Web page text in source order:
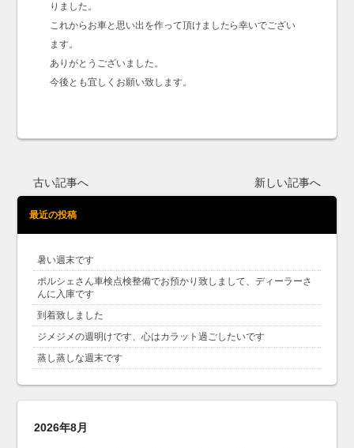
りました。
これからお車と思い出を作って頂けましたら幸いでござい
ます。
ありがとうございました。
今後とも宜しくお願い致します。
古い記事へ 新しい記事へ
最近の投稿
暑い週末です
ポルシェさん車検点検整備でお預かり致しまして、ディーラーさ
んに入庫です
到着致しました
ジメジメの週明けです、心はカラット過ごしたいです
蒸し蒸しな週末です
2026年8月